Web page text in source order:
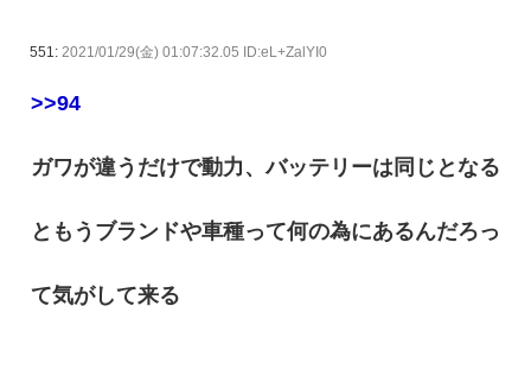
551: 2021/01/29(金) 01:07:32.05 ID:eL+ZalYI0
>>94
ガワが違うだけで動力、バッテリーは同じとなる
ともうブランドや車種って何の為にあるんだろっ
て気がして来る